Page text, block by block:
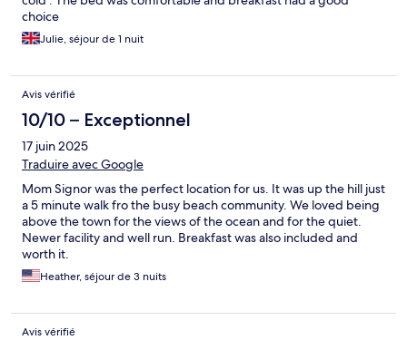
choice
Julie, séjour de 1 nuit
Avis vérifié
10/10 – Exceptionnel
17 juin 2025
Traduire avec Google
Mom Signor was the perfect location for us. It was up the hill just
a 5 minute walk fro the busy beach community. We loved being
above the town for the views of the ocean and for the quiet.
Newer facility and well run. Breakfast was also included and
worth it.
Heather, séjour de 3 nuits
Avis vérifié